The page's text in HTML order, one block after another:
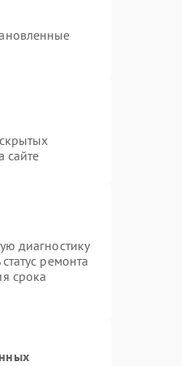
сайте
диагностику
ремонта
срока